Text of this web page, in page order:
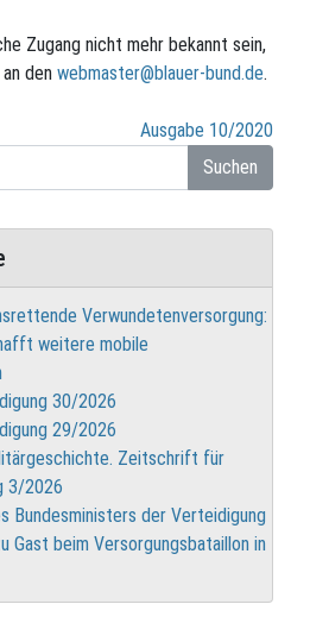
Zugang nicht mehr bekannt sein,
den webmaster@blauer-bund.de.
Ausgabe 10/2020
Suchen
Verwundetenversorgung:
weitere mobile
30/2026
29/2026
Zeitschrift für
3/2026
Bundesministers der Verteidigung
Gast beim Versorgungsbataillon in